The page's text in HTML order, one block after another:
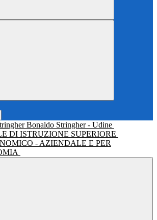
Bonaldo Stringher - Udine
DI ISTRUZIONE SUPERIORE
- AZIENDALE E PER